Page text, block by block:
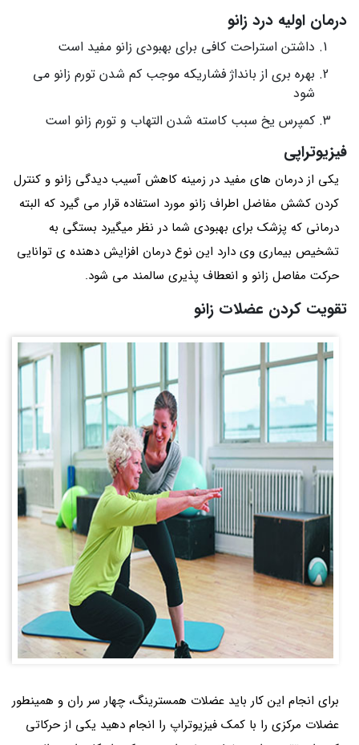
درمان اولیه درد زانو
داشتن استراحت کافی برای بهبودی زانو مفید است
بهره بری از بانداژ فشاریکه موجب کم شدن تورم زانو می
شود
کمپرس یخ سبب کاسته شدن التهاب و تورم زانو است
فیزیوتراپی
یکی از درمان های مفید در زمینه کاهش آسیب دیدگی زانو و کنترل
کردن کشش مفاضل اطراف زانو مورد استفاده قرار می گیرد که البته
درمانی که پزشک برای بهبودی شما در نظر میگیرد بستگی به
تشخیص بیماری وی دارد این نوع درمان افزایش دهنده ی توانایی
حرکت مفاصل زانو و انعطاف پذیری سالمند می شود.
تقویت کردن عضلات زانو
برای انجام این کار باید عضلات همسترینگ، چهار سر ران و همینطور
عضلات مرکزی را با کمک فیزیوتراپ را انجام دهید یکی از حرکاتی